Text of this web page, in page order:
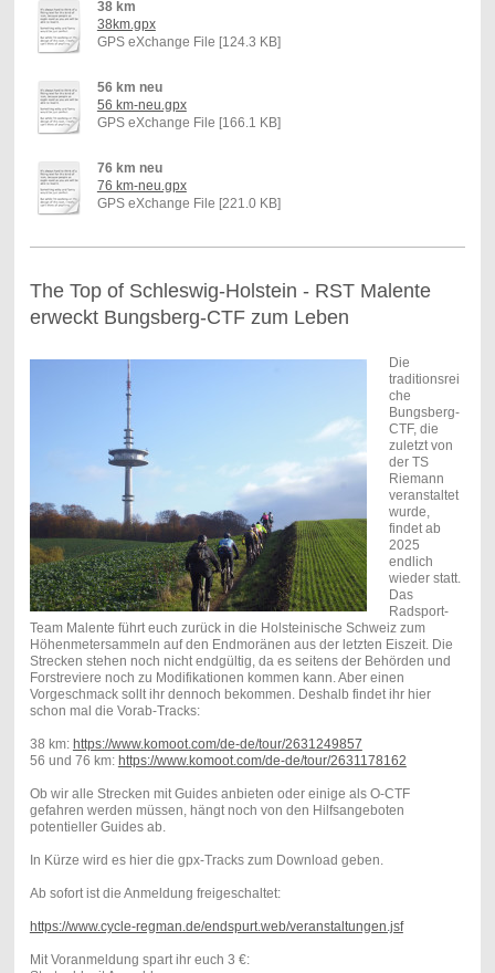
38 km
38km.gpx
GPS eXchange File [124.3 KB]
56 km neu
56 km-neu.gpx
GPS eXchange File [166.1 KB]
76 km neu
76 km-neu.gpx
GPS eXchange File [221.0 KB]
The Top of Schleswig-Holstein - RST Malente
erweckt Bungsberg-CTF zum Leben
Die
traditionsrei
che
Bungsberg-
CTF, die
zuletzt von
der TS
Riemann
veranstaltet
wurde,
findet ab
2025
endlich
wieder statt.
Das
Radsport-
Team Malente führt euch zurück in die Holsteinische Schweiz zum
Höhenmetersammeln auf den Endmoränen aus der letzten Eiszeit. Die
Strecken stehen noch nicht endgültig, da es seitens der Behörden und
Forstreviere noch zu Modifikationen kommen kann. Aber einen
Vorgeschmack sollt ihr dennoch bekommen. Deshalb findet ihr hier
schon mal die Vorab-Tracks:
38 km: https://www.komoot.com/de-de/tour/2631249857
56 und 76 km: https://www.komoot.com/de-de/tour/2631178162
Ob wir alle Strecken mit Guides anbieten oder einige als O-CTF
gefahren werden müssen, hängt noch von den Hilfsangeboten
potentieller Guides ab.
In Kürze wird es hier die gpx-Tracks zum Download geben.
Ab sofort ist die Anmeldung freigeschaltet:
https://www.cycle-regman.de/endspurt.web/veranstaltungen.jsf
Mit Voranmeldung spart ihr euch 3 €: